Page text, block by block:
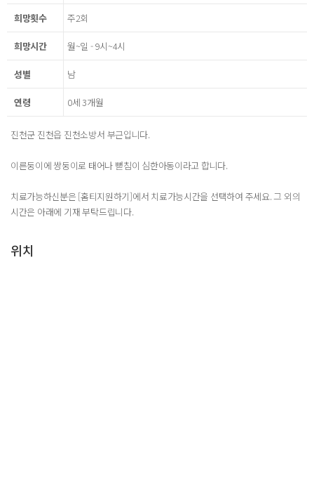
희망횟수 주2회
희망시간 월~일 - 9시~4시
성별 남
연령 0세 3개월
진천군 진천읍 진천소방서 부근입니다.
이른둥이에 쌍둥이로 태어나 뻗침이 심한아동이라고 합니다.
치료가능하신분은 [홈티지원하기]에서 치료가능시간을 선택하여 주세요. 그 외의
시간은 아래에 기재 부탁드립니다.
위치